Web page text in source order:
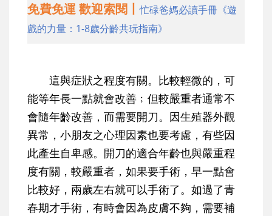
免費免運 歡迎索閱丨忙碌爸媽必讀手冊《遊
戲的力量：1-8歲分齡共玩指南》
這與症狀之程度有關。比較輕微的，可
能等年長一點就會改善﹔但較嚴重者通常不
會隨年齡改善，而需要開刀。因生殖器外觀
異常，小朋友之心理因素也要考慮，有些因
此產生自卑感。開刀的適合年齡也與嚴重程
度有關，較嚴重者，如果要手術，早一點會
比較好，兩歲左右就可以手術了。如過了青
春期才手術，有時會因為皮膚不夠，需要補